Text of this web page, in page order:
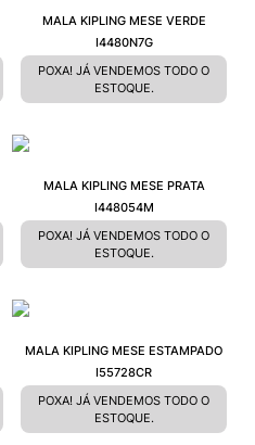
MALA KIPLING MESE VERDE
I4480N7G
POXA! JÁ VENDEMOS TODO O
ESTOQUE.
MALA KIPLING MESE PRATA
I448054M
POXA! JÁ VENDEMOS TODO O
ESTOQUE.
MALA KIPLING MESE ESTAMPADO
I55728CR
POXA! JÁ VENDEMOS TODO O
ESTOQUE.